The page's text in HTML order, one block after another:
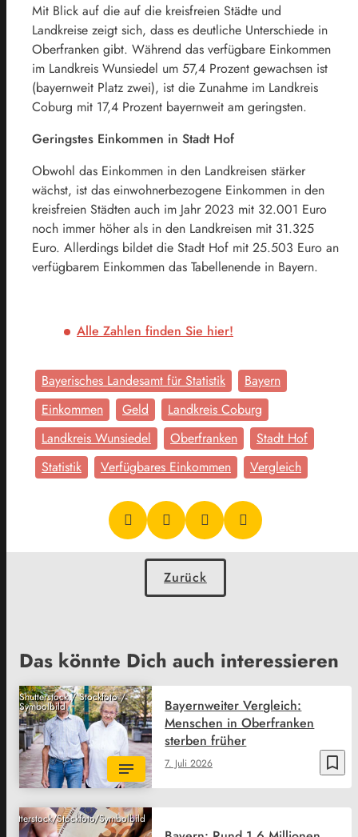
Mit Blick auf die auf die kreisfreien Städte und
Landkreise zeigt sich, dass es deutliche Unterschiede in
Oberfranken gibt. Während das verfügbare Einkommen
im Landkreis Wunsiedel um 57,4 Prozent gewachsen ist
(bayernweit Platz zwei), ist die Zunahme im Landkreis
Coburg mit 17,4 Prozent bayernweit am geringsten.
Geringstes Einkommen in Stadt Hof
Obwohl das Einkommen in den Landkreisen stärker
wächst, ist das einwohnerbezogene Einkommen in den
kreisfreien Städten auch im Jahr 2023 mit 32.001 Euro
noch immer höher als in den Landkreisen mit 31.325
Euro. Allerdings bildet die Stadt Hof mit 25.503 Euro an
verfügbarem Einkommen das Tabellenende in Bayern.
Alle Zahlen finden Sie hier!
Bayerisches Landesamt für Statistik
Bayern
Einkommen
Geld
Landkreis Coburg
Landkreis Wunsiedel
Oberfranken
Stadt Hof
Statistik
Verfügbares Einkommen Vergleich
Zurück
Das könnte Dich auch interessieren
Shutterstock / Stockfoto /
Symbolbild
bookmark_border
7. Juli 2026
Bayernweiter Vergleich:
Menschen in Oberfranken
sterben früher
Shutterstock/Stockfoto/Symbolbild